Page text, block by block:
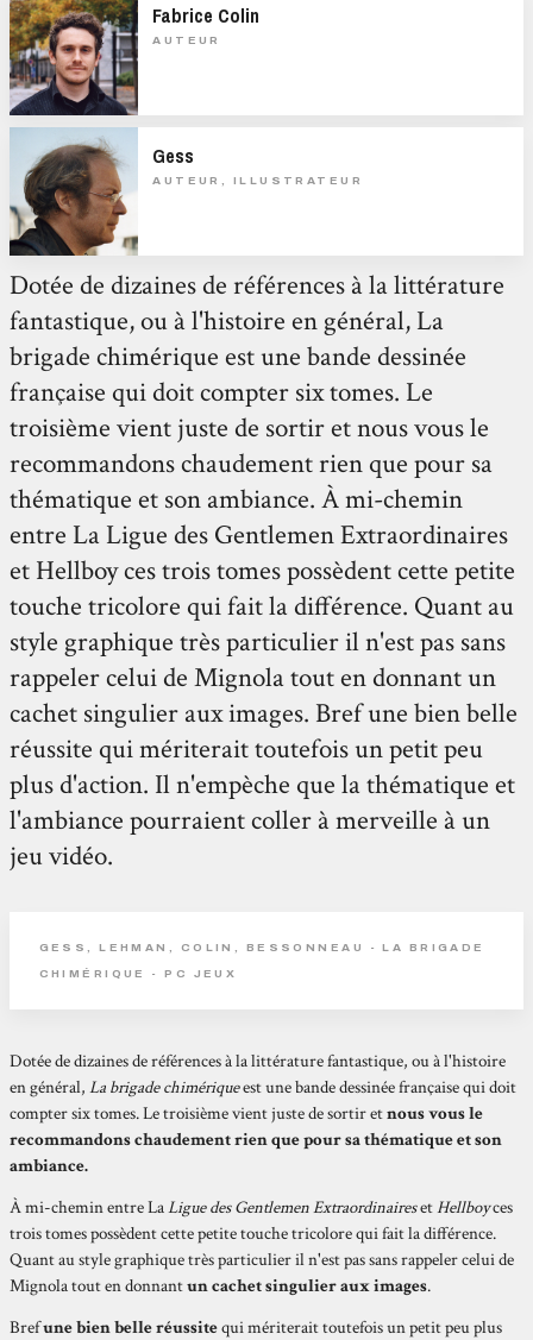
Fabrice Colin
AUTEUR
Gess
AUTEUR, ILLUSTRATEUR
Dotée de dizaines de références à la littérature
fantastique, ou à l'histoire en général, La
brigade chimérique est une bande dessinée
française qui doit compter six tomes. Le
troisième vient juste de sortir et nous vous le
recommandons chaudement rien que pour sa
thématique et son ambiance. À mi-chemin
entre La Ligue des Gentlemen Extraordinaires
et Hellboy ces trois tomes possèdent cette petite
touche tricolore qui fait la différence. Quant au
style graphique très particulier il n'est pas sans
rappeler celui de Mignola tout en donnant un
cachet singulier aux images. Bref une bien belle
réussite qui mériterait toutefois un petit peu
plus d'action. Il n'empèche que la thématique et
l'ambiance pourraient coller à merveille à un
jeu vidéo.
GESS, LEHMAN, COLIN, BESSONNEAU - LA BRIGADE
CHIMÉRIQUE - PC JEUX
Dotée de dizaines de références à la littérature fantastique, ou à l'histoire
en général,La brigade chimériqueest une bande dessinée française qui doit
compter six tomes. Le troisième vient juste de sortir etnous vous le
recommandons chaudement rien que pour sa thématique et son
ambiance.
À mi-chemin entre LaLigue des Gentlemen ExtraordinairesetHellboyces
trois tomes possèdent cette petite touche tricolore qui fait la différence.
Quant au style graphique très particulier il n'est pas sans rappeler celui de
Mignola tout en donnantun cachet singulier aux images.
Brefune bien belle réussitequi mériterait toutefois un petit peu plus